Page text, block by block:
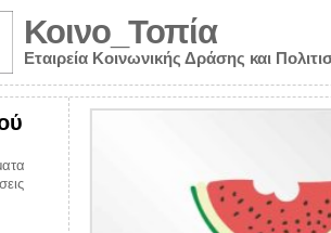
Κοινο_Τοπία
Εταιρεία Κοινωνικής Δράσης και